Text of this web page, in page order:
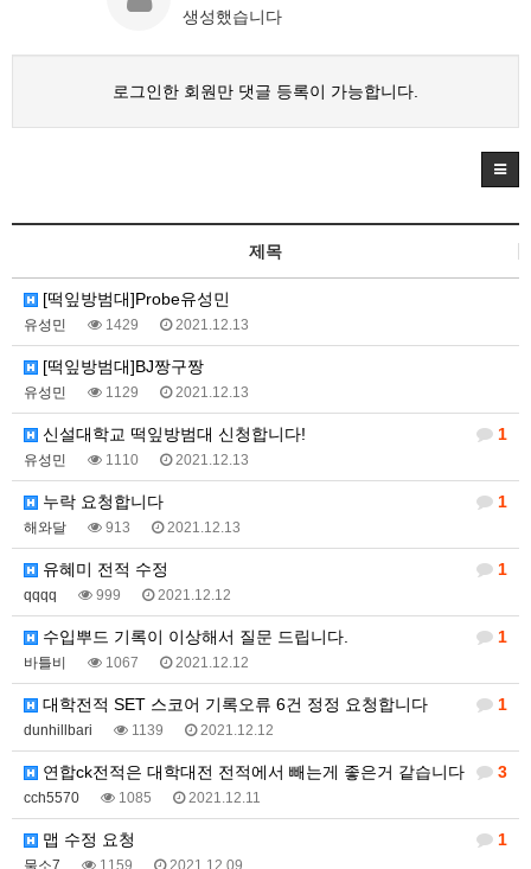
생성했습니다
로그인한 회원만 댓글 등록이 가능합니다.
제목
[떡잎방범대]Probe유성민
유성민 1429 2021.12.13
[떡잎방범대]BJ짱구짱
유성민 1129 2021.12.13
1
신설대학교 떡잎방범대 신청합니다!
유성민 1110 2021.12.13
1
누락 요청합니다
해와달 913 2021.12.13
1
유혜미 전적 수정
qqqq 999 2021.12.12
1
수입뿌드 기록이 이상해서 질문 드립니다.
바틀비 1067 2021.12.12
1
대학전적 SET 스코어 기록오류 6건 정정 요청합니다
dunhillbari 1139 2021.12.12
3
연합ck전적은 대학대전 전적에서 빼는게 좋은거 같습니다
cch5570 1085 2021.12.11
1
맵 수정 요청
물소7 1159 2021.12.09